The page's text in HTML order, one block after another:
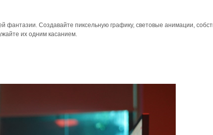
фантазии. Создавайте пиксельную графику, световые анимации,
их одним касанием.